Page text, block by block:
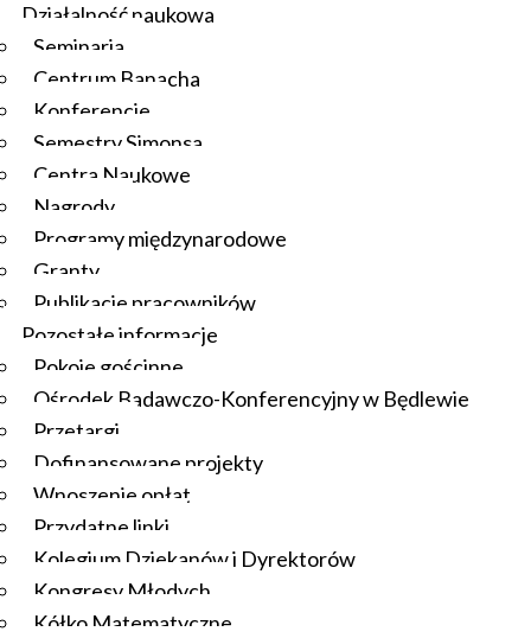
Działalność naukowa
Seminaria
Centrum Banacha
Konferencje
Semestry Simonsa
Centra Naukowe
Nagrody
Programy międzynarodowe
Granty
Publikacje pracowników
Pozostałe informacje
Pokoje gościnne
Ośrodek Badawczo-Konferencyjny w Będlewie
Przetargi
Dofinansowane projekty
Wnoszenie opłat
Przydatne linki
Kolegium Dziekanów i Dyrektorów
Kongresy Młodych
Kółko Matematyczne